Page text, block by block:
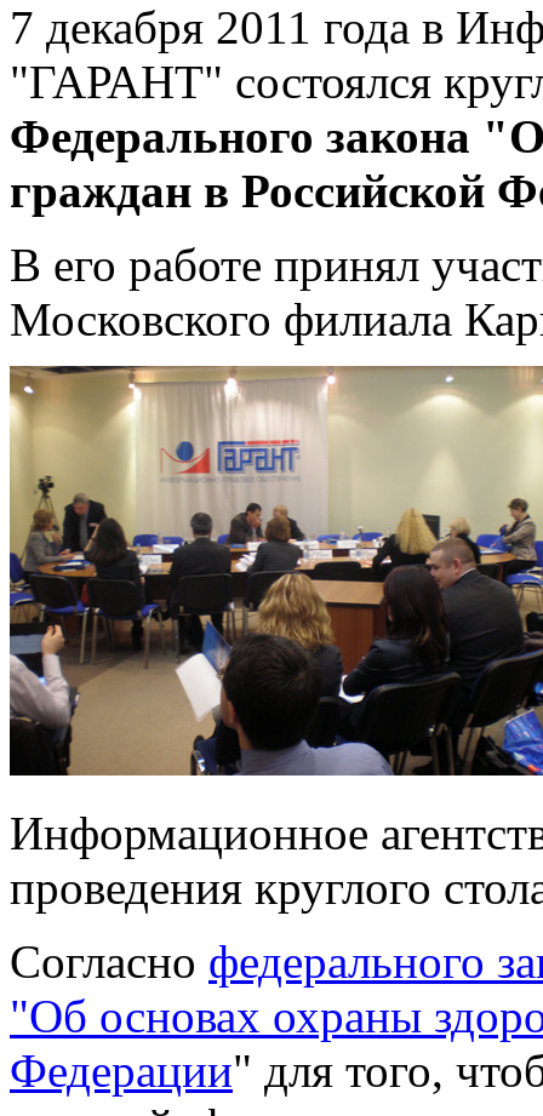
7 декабря 2011 года в
"ГАРАНТ" состоялся
Федерального закона
граждан в Российской
В его работе принял
Московского филиала
Информационное
проведения круглого
Согласно федерального
"Об основах охраны
Федерации" для того,